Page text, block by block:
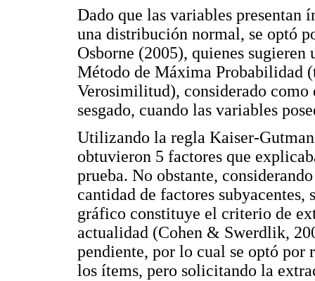
Dado que las variables presentan
una distribución normal, se optó
Osborne (2005), quienes
Método de Máxima Probabilidad
Verosimilitud), considerado
sesgado, cuando las variables
Utilizando la regla Kaiser-
obtuvieron 5 factores que
prueba. No obstante,
cantidad de factores
gráfico constituye el criterio de
actualidad (Cohen & Swerdlik,
pendiente, por lo cual se optó
los ítems, pero solicitando la